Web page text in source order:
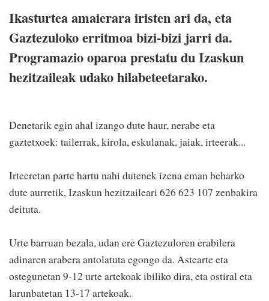
Ikasturtea amaierara iristen ari da, eta
Gaztezuloko erritmoa bizi-bizi jarri da.
Programazio oparoa prestatu du Izaskun
hezitzaileak udako hilabeteetarako.
Denetarik egin ahal izango dute haur, nerabe eta
gaztetxoek: tailerrak, kirola, eskulanak, jaiak, irteerak...
Irteeretan parte hartu nahi dutenek izena eman beharko
dute aurretik, Izaskun hezitzaileari 626 623 107 zenbakira
deituta.
Urte barruan bezala, udan ere Gaztezuloren erabilera
adinaren arabera antolatuta egongo da. Astearte eta
ostegunetan 9-12 urte artekoak ibiliko dira, eta ostiral eta
larunbatetan 13-17 artekoak.